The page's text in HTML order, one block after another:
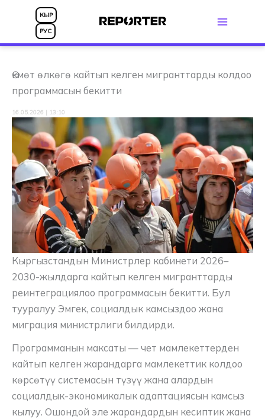
КЫР
РУС
Өкмөт өлкөгө кайтып келген мигранттарды колдоо
программасын бекитти
16.05.2026 | 13:10
Кыргызстандын Министрлер кабинети 2026–
2030-жылдарга кайтып келген мигранттарды
реинтеграциялоо программасын бекитти. Бул
тууралуу Эмгек, социалдык камсыздоо жана
миграция министрлиги билдирди.
Программанын максаты — чет мамлекеттерден
кайтып келген жарандарга мамлекеттик колдоо
көрсөтүү системасын түзүү жана алардын
социалдык-экономикалык адаптациясын камсыз
кылуу. Ошондой эле жарандардын кесиптик жана